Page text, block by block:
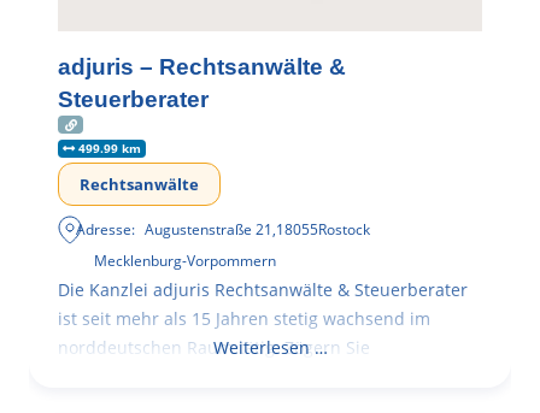
adjuris – Rechtsanwälte &
Steuerberater
499.99 km
Rechtsanwälte
Adresse: Augustenstraße 21,18055Rostock
Mecklenburg-Vorpommern
Die Kanzlei adjuris Rechtsanwälte & Steuerberater
ist seit mehr als 15 Jahren stetig wachsend im
norddeutschen Raum tätig. Zögern Sie
Weiterlesen …